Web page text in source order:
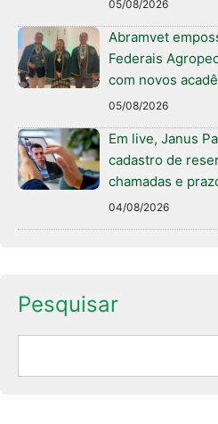
05/08/2026
Abramvet
Federais
com novos
05/08/2026
Em live, Janus
cadastro de
chamadas e
04/08/2026
Pesquisar